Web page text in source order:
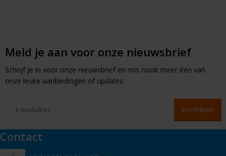
Meld je aan voor onze nieuwsbrief
Schrijf je in voor onze nieuwsbrief en mis nooit meer één van
onze leuke aanbiedingen of updates.
Contact